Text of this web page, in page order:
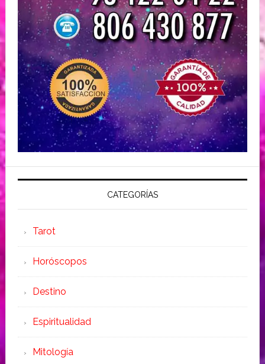
CATEGORÍAS
Tarot
Horóscopos
Destino
Espiritualidad
Mitología